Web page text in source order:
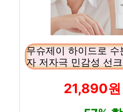
무슈제이 하이드로
자 저자극 민감성 선
21,890원